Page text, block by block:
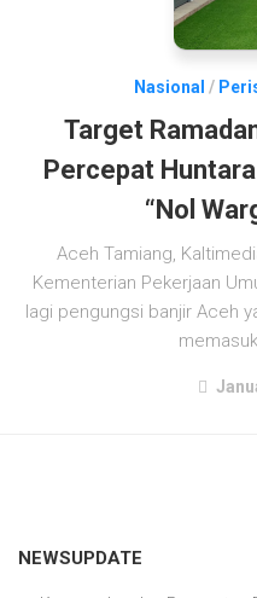
Nasional /
Target
Percepat
“Nol
Aceh Tamiang,
Kementerian Pekerjaan
lagi pengungsi banjir Aceh
NEWSUPDATE